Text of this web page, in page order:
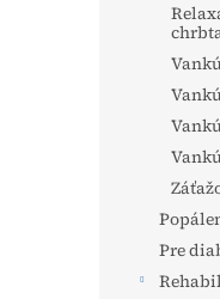
Pre